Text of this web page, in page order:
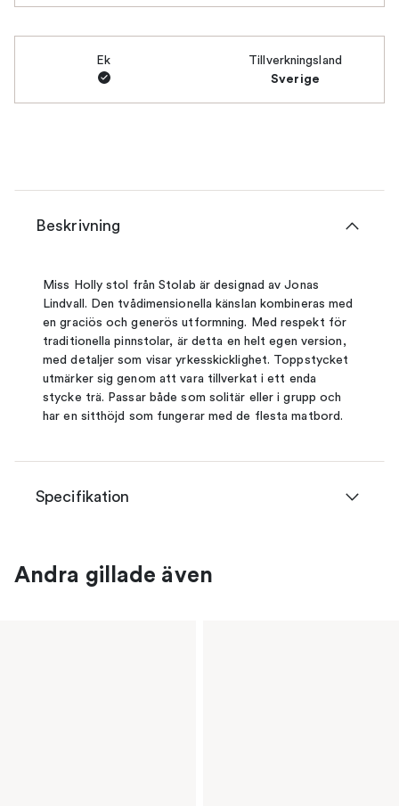
Ek Tillverkningsland
Sverige
Beskrivning
Miss Holly stol från Stolab är designad av Jonas
Lindvall. Den tvådimensionella känslan kombineras med
en graciös och generös utformning. Med respekt för
traditionella pinnstolar, är detta en helt egen version,
med detaljer som visar yrkesskicklighet. Toppstycket
utmärker sig genom att vara tillverkat i ett enda
stycke trä. Passar både som solitär eller i grupp och
har en sitthöjd som fungerar med de flesta matbord.
Specifikation
Andra gillade även